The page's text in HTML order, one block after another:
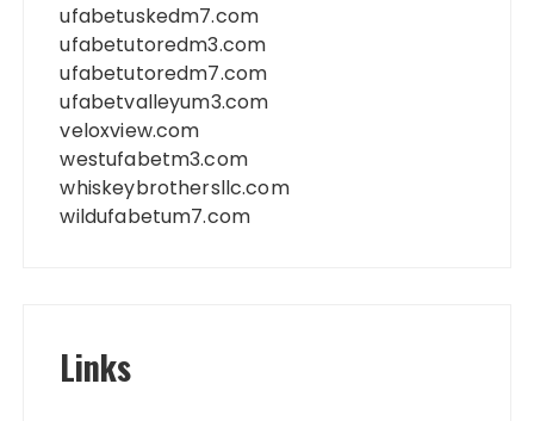
ufabetuskedm7.com
ufabetutoredm3.com
ufabetutoredm7.com
ufabetvalleyum3.com
veloxview.com
westufabetm3.com
whiskeybrothersllc.com
wildufabetum7.com
Links